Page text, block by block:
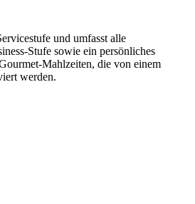
und umfasst alle
Stufe sowie ein persönliches
Mahlzeiten, die von einem
werden.